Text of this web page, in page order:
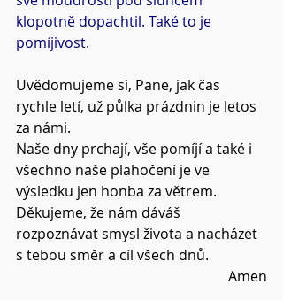
klopotně dopachtil. Také to je
pomíjivost.
Uvědomujeme si, Pane, jak čas
rychle letí, už půlka prázdnin je letos
za námi.
Naše dny prchají, vše pomíjí a také i
všechno naše plahočení je ve
výsledku jen honba za větrem.
Děkujeme, že nám dáváš
rozpoznávat smysl života a nacházet
s tebou směr a cíl všech dnů.
Amen